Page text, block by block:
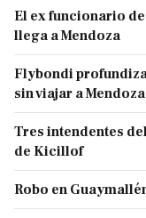
El ex funcionario
llega a Mendoza
Flybondi
sin viajar a Mendoza
Tres intendentes
de Kicillof
Robo en